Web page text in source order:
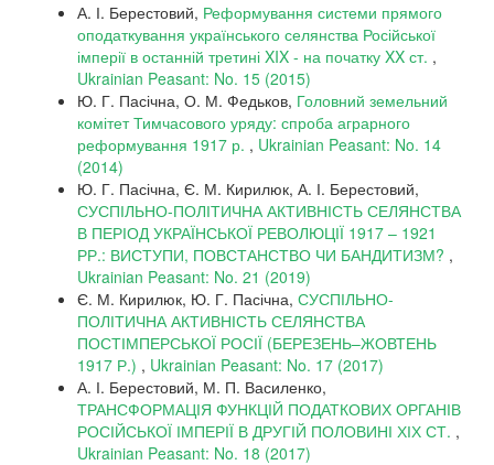
А. І. Берестовий, Реформування системи прямого
оподаткування українського селянства Російської
імперії в останній третині XIX - на початку XX ст. ,
Ukrainian Peasant: No. 15 (2015)
Ю. Г. Пасічна, О. М. Федьков, Головний земельний
комітет Тимчасового уряду: спроба аграрного
реформування 1917 р. , Ukrainian Peasant: No. 14
(2014)
Ю. Г. Пасічна, Є. М. Кирилюк, А. І. Берестовий,
СУСПІЛЬНО-ПОЛІТИЧНА АКТИВНІСТЬ СЕЛЯНСТВА
В ПЕРІОД УКРАЇНСЬКОЇ РЕВОЛЮЦІЇ 1917 – 1921
РР.: ВИСТУПИ, ПОВСТАНСТВО ЧИ БАНДИТИЗМ? ,
Ukrainian Peasant: No. 21 (2019)
Є. М. Кирилюк, Ю. Г. Пасічна, СУСПІЛЬНО-
ПОЛІТИЧНА АКТИВНІСТЬ СЕЛЯНСТВА
ПОСТІМПЕРСЬКОЇ РОСІЇ (БЕРЕЗЕНЬ–ЖОВТЕНЬ
1917 Р.) , Ukrainian Peasant: No. 17 (2017)
А. І. Берестовий, М. П. Василенко,
ТРАНСФОРМАЦІЯ ФУНКЦІЙ ПОДАТКОВИХ ОРГАНІВ
РОСІЙСЬКОЇ ІМПЕРІЇ В ДРУГІЙ ПОЛОВИНІ ХІХ СТ. ,
Ukrainian Peasant: No. 18 (2017)